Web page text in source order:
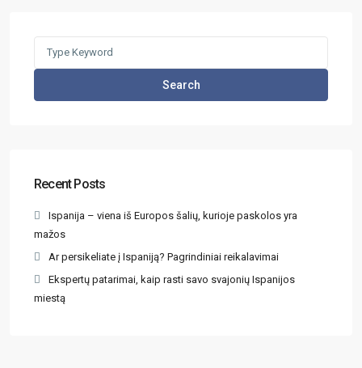
Search
Recent Posts
Ispanija – viena iš Europos šalių, kurioje paskolos yra
mažos
Ar persikeliate į Ispaniją? Pagrindiniai reikalavimai
Ekspertų patarimai, kaip rasti savo svajonių Ispanijos
miestą